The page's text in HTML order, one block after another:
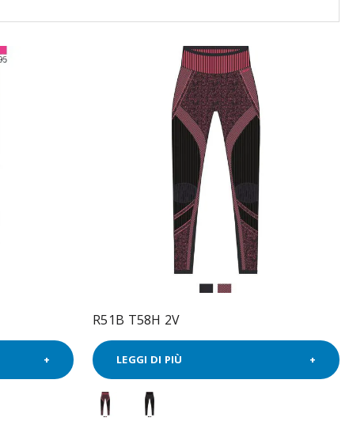
R51B T58H 2V
LEGGI DI PIÙ